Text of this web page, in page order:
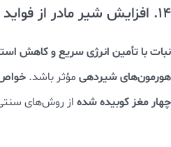
14. افزایش شیر مادر از فواید نبات برای زنان شیرده
نبات با تأمین انرژی سریع و کاهش
هورمون‌های شیردهی مؤثر باشد. خواص
چهار مغز کوبیده شده از روش‌های